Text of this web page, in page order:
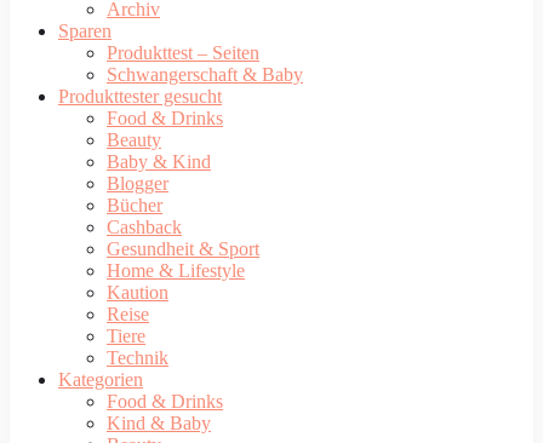
Archiv
Sparen
Produkttest – Seiten
Schwangerschaft & Baby
Produkttester gesucht
Food & Drinks
Beauty
Baby & Kind
Blogger
Bücher
Cashback
Gesundheit & Sport
Home & Lifestyle
Kaution
Reise
Tiere
Technik
Kategorien
Food & Drinks
Kind & Baby